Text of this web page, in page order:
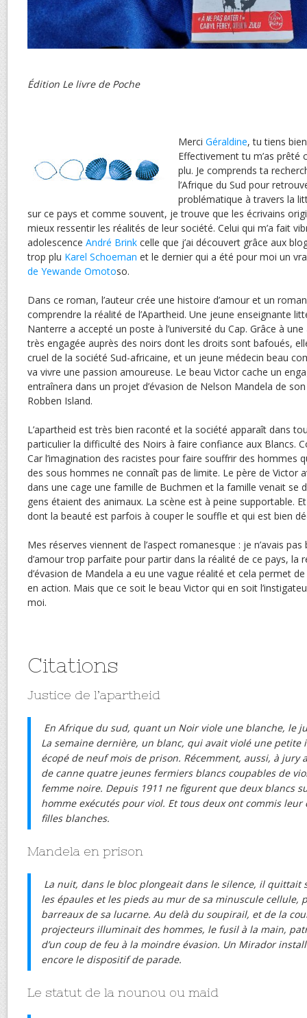
Édition Le livre de Poche
Merci Géraldine, tu tiens
Effectivement tu m’as prêté
plu. Je comprends ta
l’Afrique du Sud pour
problématique à travers la
sur ce pays et comme souvent, je trouve que les écrivains
mieux ressentir les réalités de leur société. Celui qui m’a fait
adolescence André Brink celle que j’ai découvert grâce aux
trop plu Karel Schoeman et le dernier qui a été pour moi un
de Yewande Omotoso.
Dans ce roman, l’auteur crée une histoire d’amour et un
comprendre la réalité de l’Apartheid. Une jeune enseignante
Nanterre a accepté un poste à l’université du Cap. Grâce à
très engagée auprès des noirs dont les droits sont bafoués,
cruel de la société Sud-africaine, et un jeune médecin beau
va vivre une passion amoureuse. Le beau Victor cache un
entraînera dans un projet d’évasion de Nelson Mandela de
Robben Island.
L’apartheid est très bien raconté et la société apparaît dans
particulier la difficulté des Noirs à faire confiance aux Blancs.
Car l’imagination des racistes pour faire souffrir des hommes
des sous hommes ne connaît pas de limite. Le père de Victor
dans une cage une famille de Buchmen et la famille venait se
gens étaient des animaux. La scène est à peine supportable.
dont la beauté est parfois à couper le souffle et qui est bien
Mes réserves viennent de l’aspect romanesque : je n’avais
d’amour trop parfaite pour partir dans la réalité de ce pays, la
d’évasion de Mandela a eu une vague réalité et cela permet
en action. Mais que ce soit le beau Victor qui en soit
moi.
Citations
Justice de l’apartheid
En Afrique du sud, quant un Noir viole une blanche, le
La semaine dernière, un blanc, qui avait violé une petite
écopé de neuf mois de prison. Récemment, aussi, à jury
de canne quatre jeunes fermiers blancs coupables de
femme noire. Depuis 1911 ne figurent que deux blancs
homme exécutés pour viol. Et tous deux ont commis
filles blanches.
Mandela en prison
La nuit, dans le bloc plongeait dans le silence, il quittait
les épaules et les pieds au mur de sa minuscule cellule,
barreaux de sa lucarne. Au delà du soupirail, et de la
projecteurs illuminait des hommes, le fusil à la main,
d’un coup de feu à la moindre évasion. Un Mirador
encore le dispositif de parade.
Le statut de la nounou ou maid